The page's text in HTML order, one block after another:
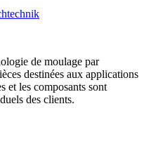
de moulage par
destinées aux applications
et les composants sont
des clients.